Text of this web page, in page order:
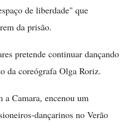
de liberdade" que
da prisão.
pretende continuar dançando
da coreógrafa Olga Roriz.
a Camara, encenou um
dançarinos no Verão